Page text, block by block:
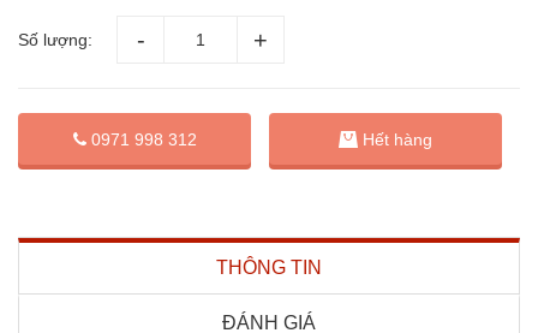
Số lượng:
0971 998 312 Hết hàng
THÔNG TIN
ĐÁNH GIÁ